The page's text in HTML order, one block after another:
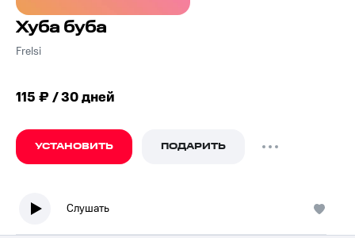
Хуба буба
Frelsi
115 ₽ / 30 дней
УСТАНОВИТЬ ПОДАРИТЬ
Слушать